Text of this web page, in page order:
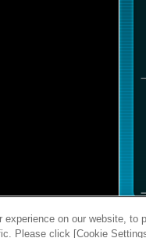
on our website, to
Please click [Cookie